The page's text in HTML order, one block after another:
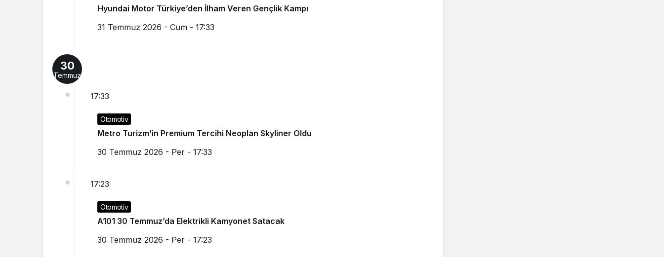
Hyundai Motor Türkiye’den İlham Veren Gençlik Kampı
31 Temmuz 2026 - Cum - 17:33
30
Temmuz
17:33
Otomotiv
Metro Turizm’in Premium Tercihi Neoplan Skyliner Oldu
30 Temmuz 2026 - Per - 17:33
17:23
Otomotiv
A101 30 Temmuz’da Elektrikli Kamyonet Satacak
30 Temmuz 2026 - Per - 17:23